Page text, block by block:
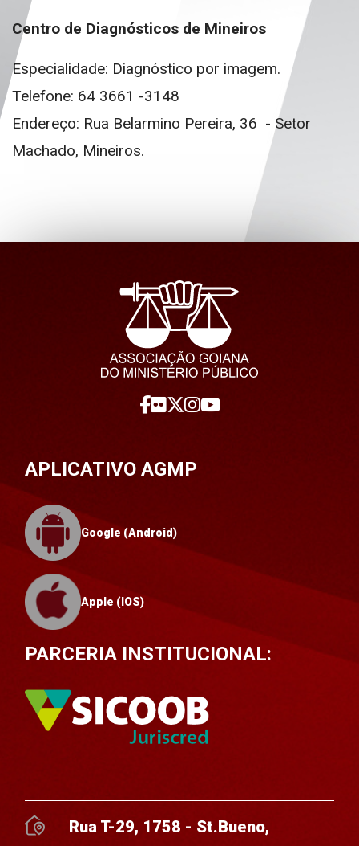
Centro de Diagnósticos de Mineiros
Especialidade: Diagnóstico por imagem.
Telefone: 64 3661 -3148
Endereço: Rua Belarmino Pereira, 36 - Setor
Machado, Mineiros.
APLICATIVO AGMP
Google (Android)
Apple (IOS)
PARCERIA INSTITUCIONAL:
Rua T-29, 1758 - St.Bueno,